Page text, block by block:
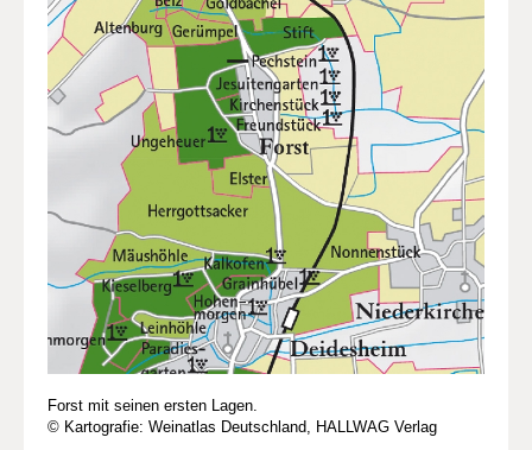
Forst mit seinen ersten Lagen.
© Kartografie: Weinatlas Deutschland, HALLWAG Verlag